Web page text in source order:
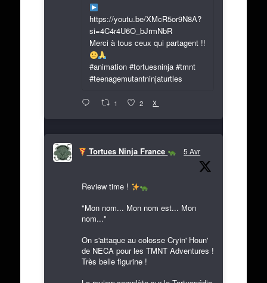
https://youtu.be/XMcR5or9N8A?
si=4C4r4U6O_bJrmNbR
Merci à tous ceux qui partagent !!
#animation #tortuesninja #tmnt
#teenagemutantninjaturtles
1 2 X
Tortues Ninja France 5 Avr
Review time !
"Mon nom... Mon nom est... Mon
nom..."
On s'attaque au colosse Cryin' Houn'
de NECA pour les TMNT Adventures !
Très belle figurine !